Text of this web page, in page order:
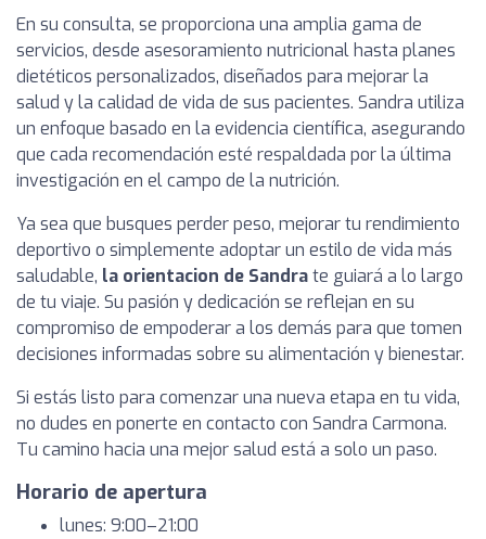
En su consulta, se proporciona una amplia gama de
servicios, desde asesoramiento nutricional hasta planes
dietéticos personalizados, diseñados para mejorar la
salud y la calidad de vida de sus pacientes. Sandra utiliza
un enfoque basado en la evidencia científica, asegurando
que cada recomendación esté respaldada por la última
investigación en el campo de la nutrición.
Ya sea que busques perder peso, mejorar tu rendimiento
deportivo o simplemente adoptar un estilo de vida más
saludable, la orientacion de Sandrate guiará a lo largo
de tu viaje. Su pasión y dedicación se reflejan en su
compromiso de empoderar a los demás para que tomen
decisiones informadas sobre su alimentación y bienestar.
Si estás listo para comenzar una nueva etapa en tu vida,
no dudes en ponerte en contacto con Sandra Carmona.
Tu camino hacia una mejor salud está a solo un paso.
Horario de apertura
lunes: 9:00–21:00